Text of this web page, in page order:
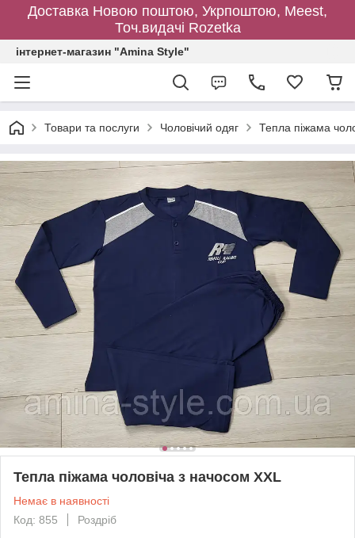
Доставка Новою поштою, Укрпоштою, Meest,
Точ.видачі Rozetka
інтернет-магазин "Amina Style"
Товари та послуги Чоловічий одяг Тепла піжама
Тепла піжама чоловіча з начосом ХХL
Немає в наявності
Код: 855
Роздріб